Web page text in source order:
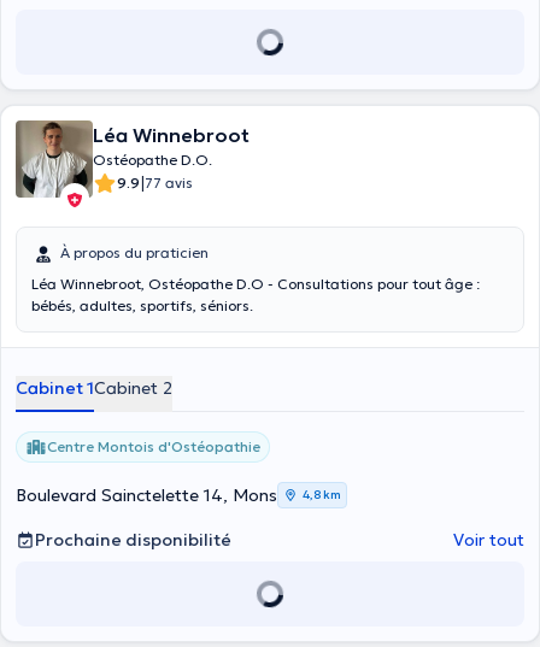
Léa Winnebroot
Ostéopathe D.O.
9.9|77 avis
À propos du praticien
Léa Winnebroot, Ostéopathe D.O - Consultations pour tout âge :
bébés, adultes, sportifs, séniors.
Cabinet 1Cabinet 2
Centre Μontois d'Ostéopathie
Boulevard Sainctelette 14, Mons 4,8 km
Prochaine disponibilité Voir tout